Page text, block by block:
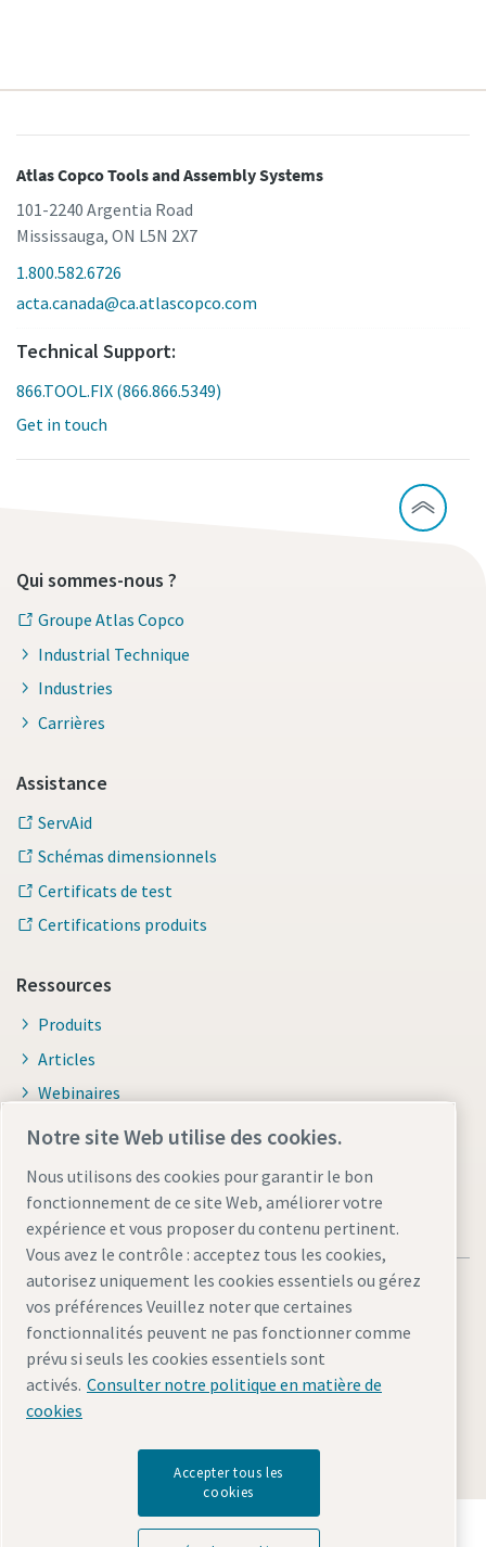
Atlas Copco Tools and Assembly Systems
101-2240 Argentia Road
Mississauga, ON L5N 2X7
1.800.582.6726
acta.canada@ca.atlascopco.com
Technical Support:
866.TOOL.FIX (866.866.5349)
Get in touch
Qui sommes-nous ?
Groupe Atlas Copco
Industrial Technique
Industries
Carrières
Assistance
ServAid
Schémas dimensionnels
Certificats de test
Certifications produits
Ressources
Produits
Articles
Webinaires
Brochures et catalogues
Mentions légales et politique de confidentialité
Gérer les cookies
© 2026 Atlas Copco AB
Découvrez comment le groupe Atlas Copco met en
Notre site Web utilise des cookies.
Nous utilisons des cookies pour garantir le bon
fonctionnement de ce site Web, améliorer votre
expérience et vous proposer du contenu pertinent.
Vous avez le contrôle : acceptez tous les cookies,
autorisez uniquement les cookies essentiels ou gérez
vos préférences Veuillez noter que certaines
fonctionnalités peuvent ne pas fonctionner comme
prévu si seuls les cookies essentiels sont
activés. Consulter notre politique en matière de
cookies
Accepter tous les
cookies